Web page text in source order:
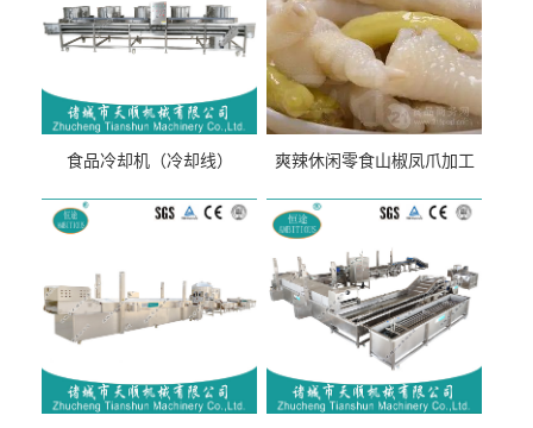
食品冷却机（冷却线）
爽辣休闲零食山椒凤爪加工
流水线）